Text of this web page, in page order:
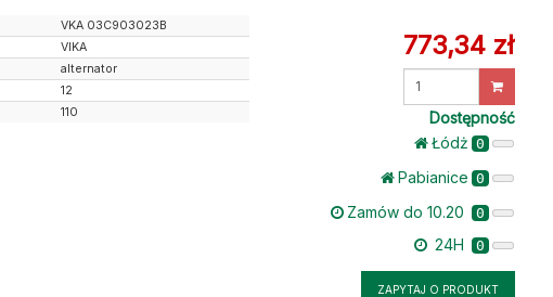
773,34 zł
Wprowadź
Dostępność
Łódż 0
Pabianice 0
Zamów do 10.20 0
24H 0
ZAPYTAJ O PRODUKT
VKA 03C903023B
VIKA
alternator
12
110